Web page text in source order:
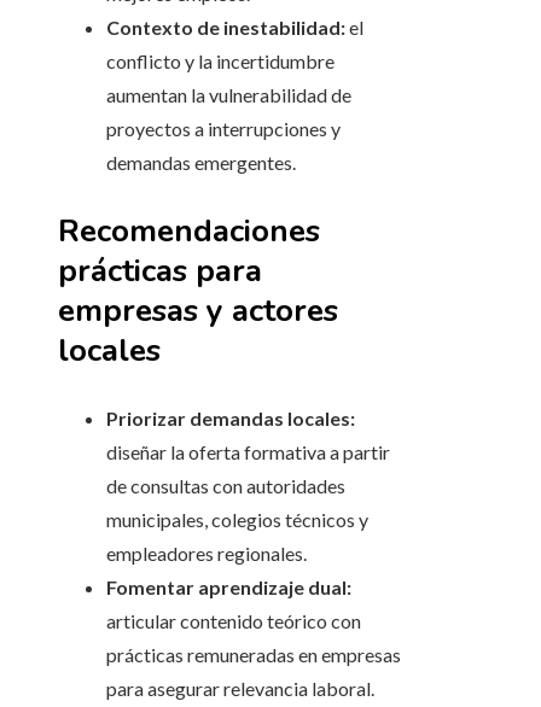
Contexto de inestabilidad:el
conflicto y la incertidumbre
aumentan la vulnerabilidad de
proyectos a interrupciones y
demandas emergentes.
Recomendaciones
prácticas para
empresas y actores
locales
Priorizar demandas locales:
diseñar la oferta formativa a partir
de consultas con autoridades
municipales, colegios técnicos y
empleadores regionales.
Fomentar aprendizaje dual:
articular contenido teórico con
prácticas remuneradas en empresas
para asegurar relevancia laboral.